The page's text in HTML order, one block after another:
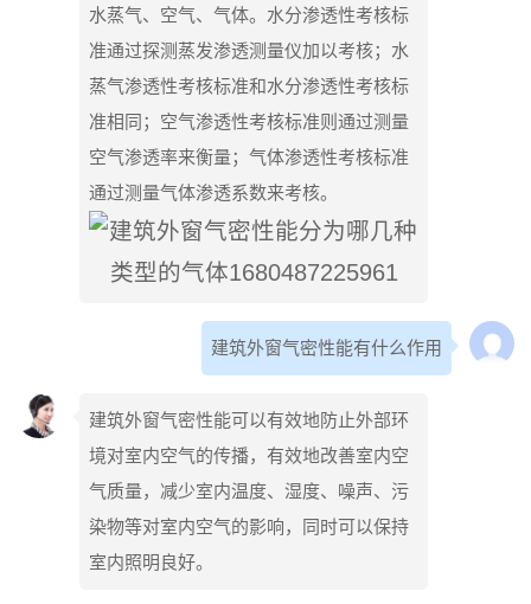
水蒸气、空气、气体。水分渗透性考核标
准通过探测蒸发渗透测量仪加以考核；水
蒸气渗透性考核标准和水分渗透性考核标
准相同；空气渗透性考核标准则通过测量
空气渗透率来衡量；气体渗透性考核标准
通过测量气体渗透系数来考核。
建筑外窗气密性能有什么作用
建筑外窗气密性能可以有效地防止外部环
境对室内空气的传播，有效地改善室内空
气质量，减少室内温度、湿度、噪声、污
染物等对室内空气的影响，同时可以保持
室内照明良好。